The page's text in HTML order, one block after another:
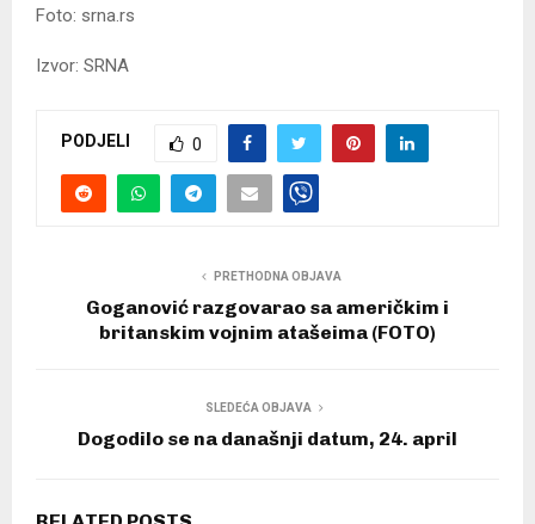
Foto: srna.rs
Izvor: SRNA
PODJELI 0
PRETHODNA OBJAVA
Goganović razgovarao sa američkim i
britanskim vojnim atašeima (FOTO)
SLEDEĆA OBJAVA
Dogodilo se na današnji datum, 24. april